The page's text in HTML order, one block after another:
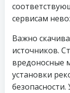
сервисам
Важно
источников.
вредоносные
установки